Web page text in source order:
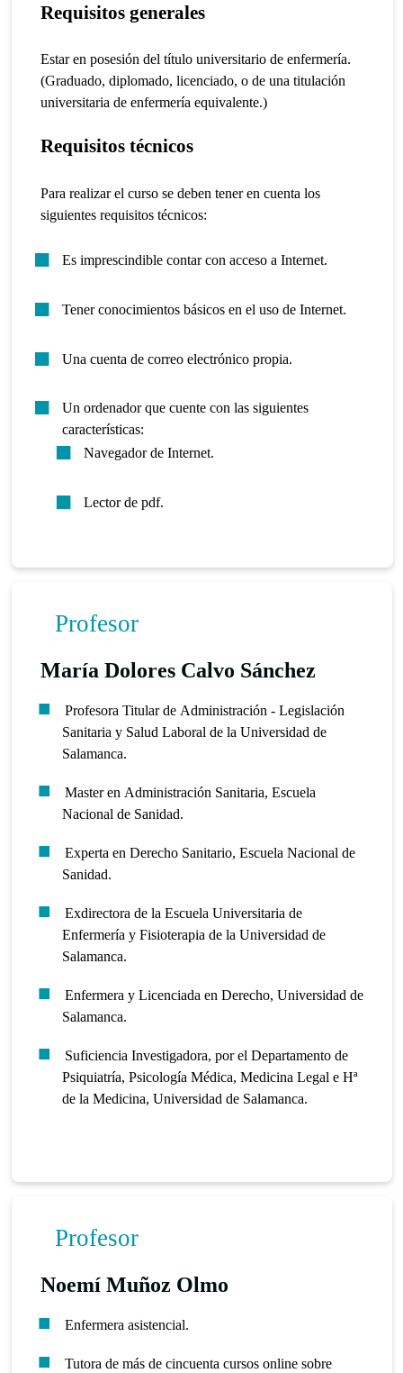
Requisitos generales
Estar en posesión del título universitario de enfermería.
(Graduado, diplomado, licenciado, o de una titulación
universitaria de enfermería equivalente.)
Requisitos técnicos
Para realizar el curso se deben tener en cuenta los
siguientes requisitos técnicos:
Es imprescindible contar con acceso a Internet.
Tener conocimientos básicos en el uso de Internet.
Una cuenta de correo electrónico propia.
Un ordenador que cuente con las siguientes
características:
Navegador de Internet.
Lector de pdf.
Profesor
María Dolores Calvo Sánchez
Profesora Titular de Administración - Legislación
Sanitaria y Salud Laboral de la Universidad de
Salamanca.
Master en Administración Sanitaria, Escuela
Nacional de Sanidad.
Experta en Derecho Sanitario, Escuela Nacional de
Sanidad.
Exdirectora de la Escuela Universitaria de
Enfermería y Fisioterapia de la Universidad de
Salamanca.
Enfermera y Licenciada en Derecho, Universidad de
Salamanca.
Suficiencia Investigadora, por el Departamento de
Psiquiatría, Psicología Médica, Medicina Legal e Hª
de la Medicina, Universidad de Salamanca.
Profesor
Noemí Muñoz Olmo
Enfermera asistencial.
Tutora de más de cincuenta cursos online sobre